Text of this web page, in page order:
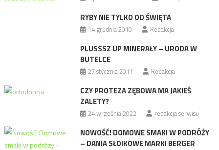
RYBY NIE TYLKO OD ŚWIĘTA
14 grudnia 2010 Redakcja
PLUSSSZ UP MINERAŁY – URODA W
BUTELCE
27 stycznia 2011 Redakcja
CZY PROTEZA ZĘBOWA MA JAKIEŚ
ZALETY?
24 września 2022 redakcja serwisu
NOWOŚĆ! DOMOWE SMAKI W PODRÓŻY
– DANIA SŁOIKOWE MARKI BERGER